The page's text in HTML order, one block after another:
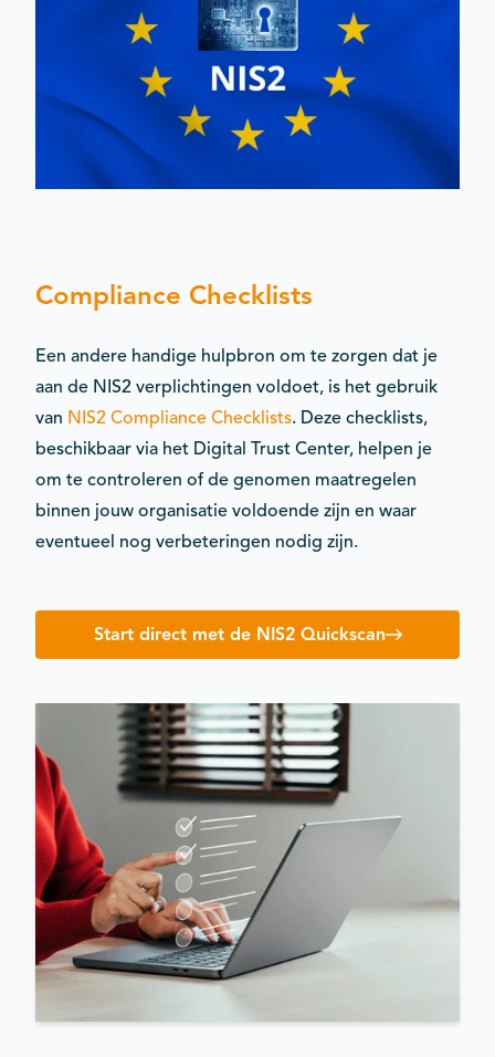
Compliance Checklists
Een andere handige hulpbron om te zorgen dat je
aan de NIS2 verplichtingen voldoet, is het gebruik
van NIS2 Compliance Checklists. Deze checklists,
beschikbaar via het Digital Trust Center, helpen je
om te controleren of de genomen maatregelen
binnen jouw organisatie voldoende zijn en waar
eventueel nog verbeteringen nodig zijn.
Start direct met de NIS2 Quickscan